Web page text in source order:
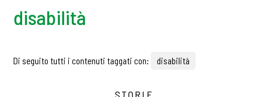
disabilità
Di seguito tutti i contenuti taggati con: disabilità